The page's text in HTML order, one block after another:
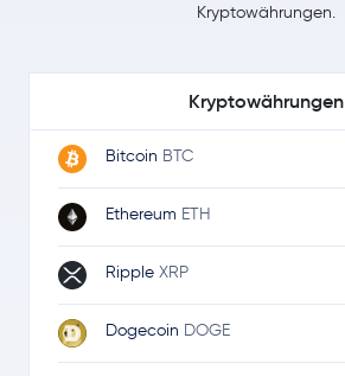
Kryptowährungen.
Kryptowährungen
Bitcoin BTC
Ethereum ETH
Ripple XRP
Dogecoin DOGE